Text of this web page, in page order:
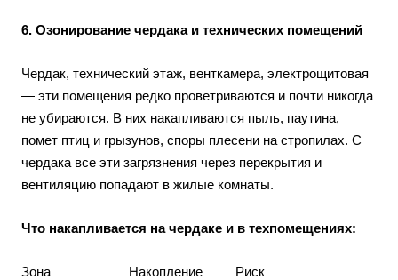
6. Озонирование чердака и технических помещений
Чердак, технический этаж, венткамера, электрощитовая
— эти помещения редко проветриваются и почти никогда
не убираются. В них накапливаются пыль, паутина,
помет птиц и грызунов, споры плесени на стропилах. С
чердака все эти загрязнения через перекрытия и
вентиляцию попадают в жилые комнаты.
Что накапливается на чердаке и в техпомещениях:
Зона Накопление Риск